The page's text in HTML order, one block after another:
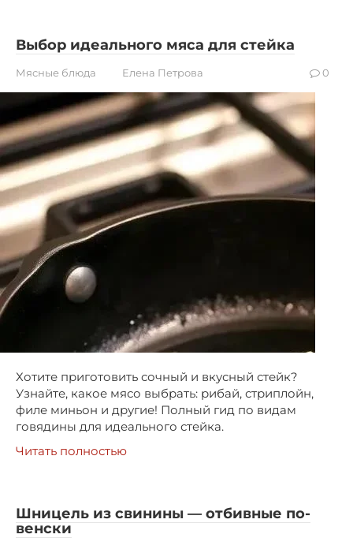
Выбор идеального мяса для стейка
Мясные блюда Елена Петрова 0
Хотите приготовить сочный и вкусный стейк?
Узнайте, какое мясо выбрать: рибай, стриплойн,
филе миньон и другие! Полный гид по видам
говядины для идеального стейка.
Читать полностью
Шницель из свинины — отбивные по-
венски